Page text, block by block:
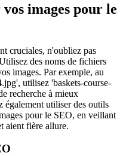
images pour le
cruciales, n'oubliez pas
des noms de fichiers
images. Par exemple, au
utilisez 'baskets-course-
recherche à mieux
également utiliser des outils
pour le SEO, en veillant
aient fière allure.